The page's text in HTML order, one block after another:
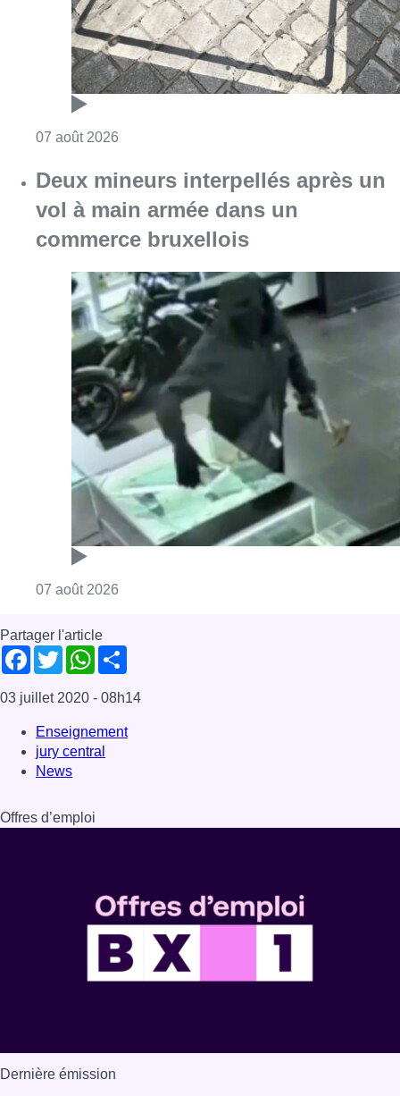
07 août 2026
Deux mineurs interpellés après un
vol à main armée dans un
commerce bruxellois
07 août 2026
Partager l'article
Facebook
TwitterWhatsApp
03 juillet 2020 - 08h14
Enseignement
jury central
News
Offres d’emploi
Dernière émission